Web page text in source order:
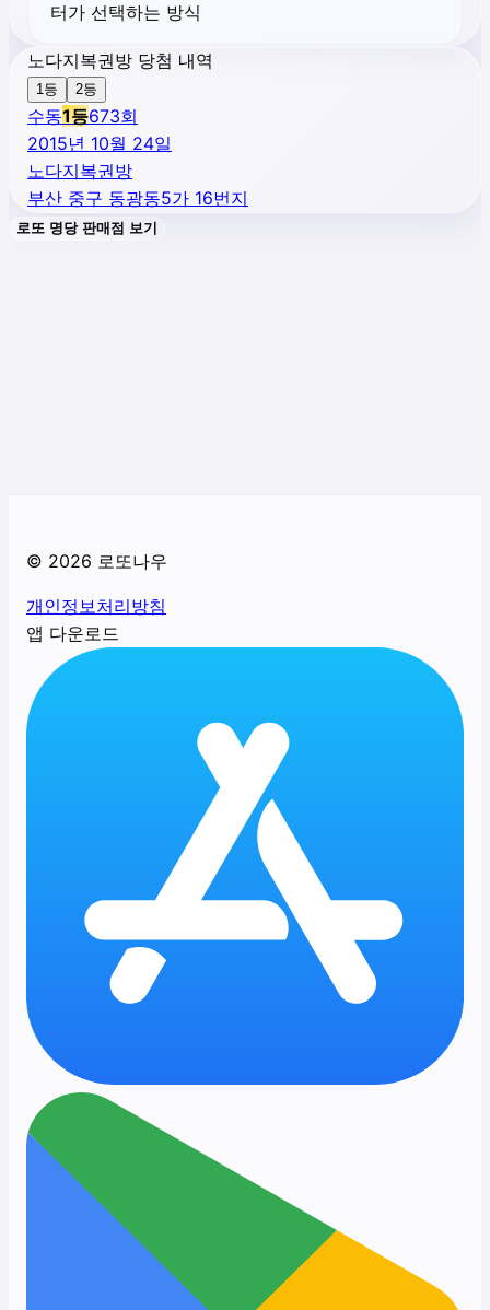
터가 선택하는 방식
노다지복권방 당첨 내역
1등 2등
수동1등673회
2015년 10월 24일
노다지복권방
부산 중구 동광동5가 16번지
로또 명당 판매점 보기
© 2026 로또나우
개인정보처리방침
앱 다운로드